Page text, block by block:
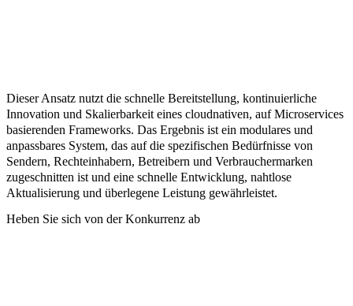
Dieser Ansatz nutzt die schnelle Bereitstellung, kontinuierliche
Innovation und Skalierbarkeit eines cloudnativen, auf Microservices
basierenden Frameworks. Das Ergebnis ist ein modulares und
anpassbares System, das auf die spezifischen Bedürfnisse von
Sendern, Rechteinhabern, Betreibern und Verbrauchermarken
zugeschnitten ist und eine schnelle Entwicklung, nahtlose
Aktualisierung und überlegene Leistung gewährleistet.
Heben Sie sich von der Konkurrenz ab